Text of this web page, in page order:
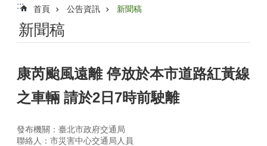
:::
首頁 公告資訊 新聞稿
新聞稿
康芮颱風遠離 停放於本市道路紅黃線
之車輛 請於2日7時前駛離
發布機關：臺北市政府交通局
聯絡人：市災害中心交通局人員